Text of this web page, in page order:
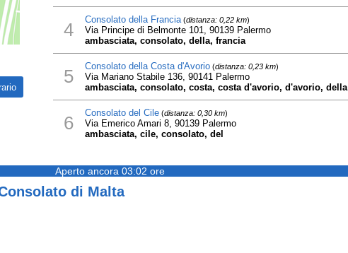
4 Consolato della Francia(distanza: 0,22 km)
Via Principe di Belmonte 101, 90139 Palermo
ambasciata, consolato, della, francia
5 Consolato della Costa d'Avorio(distanza: 0,23 km)
Via Mariano Stabile 136, 90141 Palermo
ambasciata, consolato, costa, costa d'avorio, d'avorio, della
6 Consolato del Cile(distanza: 0,30 km)
Via Emerico Amari 8, 90139 Palermo
ambasciata, cile, consolato, del
Aperto ancora 03:02 ore
di Malta